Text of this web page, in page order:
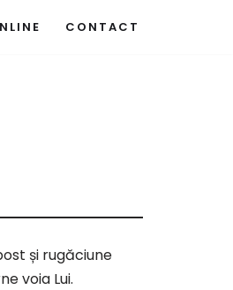
CONTACT
și rugăciune
voia Lui.